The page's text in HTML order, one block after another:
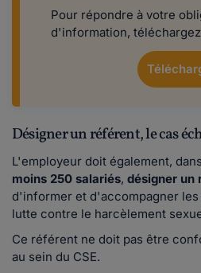
Pour répondre à votre
d'information,
Désigner un référent, le cas
L'employeur doit également,
moins 250 salariés, désigner un
d'informer et d'accompagner les
lutte contre le harcèlement
Ce référent ne doit pas être
au sein du CSE.